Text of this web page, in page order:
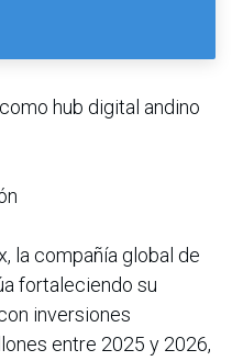
hub digital andino
la compañía global de
fortaleciendo su
inversiones
entre 2025 y 2026,